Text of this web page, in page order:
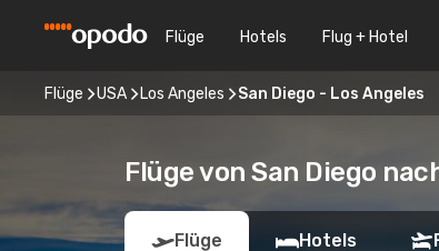
Flüge Hotels Flug + Hotel
Flüge USA Los Angeles San Diego - Los Angeles
Flüge von San Diego
Flüge Hotels